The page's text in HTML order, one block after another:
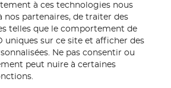
à ces technologies nous
nos partenaires, de traiter des
telles que le comportement de
uniques sur ce site et afficher des
Ne pas consentir ou
peut nuire à certaines